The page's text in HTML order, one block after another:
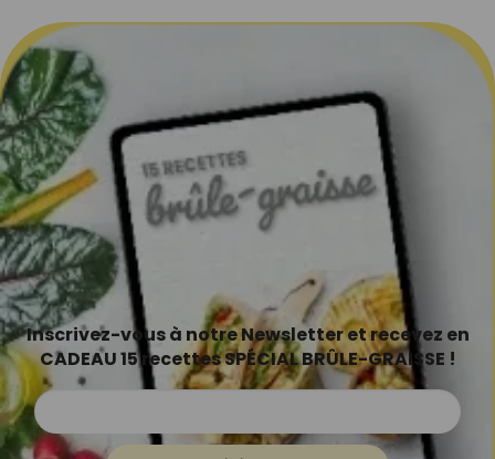
Inscrivez-vous à notre Newsletter et recevez en
CADEAU 15 recettes SPÉCIAL BRÛLE-GRAISSE !